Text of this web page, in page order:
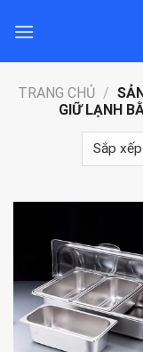
TRANG CHỦ /
GIỮ LẠNH